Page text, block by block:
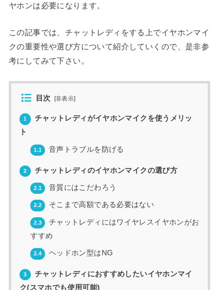
ヤホンは必要になります。
この記事では、チャットレディをする上でイヤホンマイ
クの重要性や選び方について紹介していくので、是非参
考にしてみて下さい。
目次 [非表示]
1
チャットレディがイヤホンマイクを使うメリッ
ト
1.1 音声トラブルを防げる
2 チャットレディのイヤホンマイクの選び方
2.1 音質にはこだわろう
2.2 そこまで高額である必要はない
2.3
チャットレディにはワイヤレスイヤホンがお
すすめ
2.4 ヘッドホン型はNG
3
チャットレディにおすすめしたいイヤホンマイ
ク(スマホでも使用可能)